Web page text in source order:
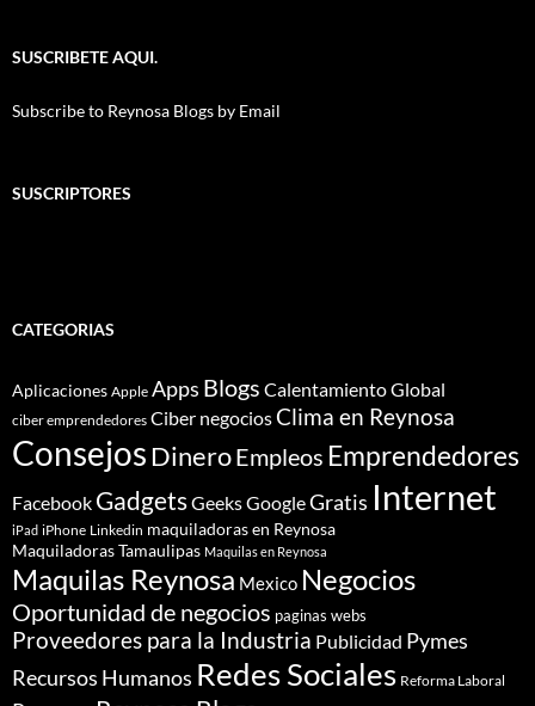
SUSCRIBETE AQUI.
Subscribe to Reynosa Blogs by Email
SUSCRIPTORES
CATEGORIAS
Aplicaciones Apple Apps Blogs Calentamiento Global
ciber emprendedores Ciber negociosClima en Reynosa
ConsejosDineroEmpleos Emprendedores
Facebook GadgetsGeeksGoogleGratis Internet
iPad iPhone Linkedin maquiladoras en Reynosa
Maquiladoras Tamaulipas Maquilas en Reynosa
Maquilas Reynosa Mexico Negocios
Oportunidad de negocios paginas webs
Proveedores para la Industria Publicidad Pymes
Recursos Humanos Redes Sociales Reforma Laboral